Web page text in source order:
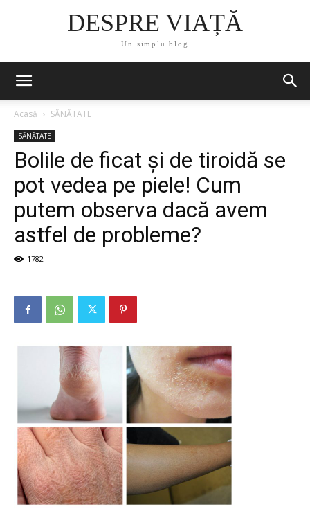
DESPRE VIAȚĂ
Un simplu blog
Acasă SĂNĂTATE
SĂNĂTATE
Bolile de ficat și de tiroidă se
pot vedea pe piele! Cum
putem observa dacă avem
astfel de probleme?
1782